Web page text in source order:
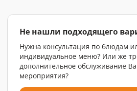
Не нашли подходящего
Нужна консультация по блюдам
индивидуальное меню? Или же
дополнительное обслуживание
мероприятия?